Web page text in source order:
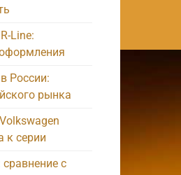
Line:
России:
рынка
к серии
с